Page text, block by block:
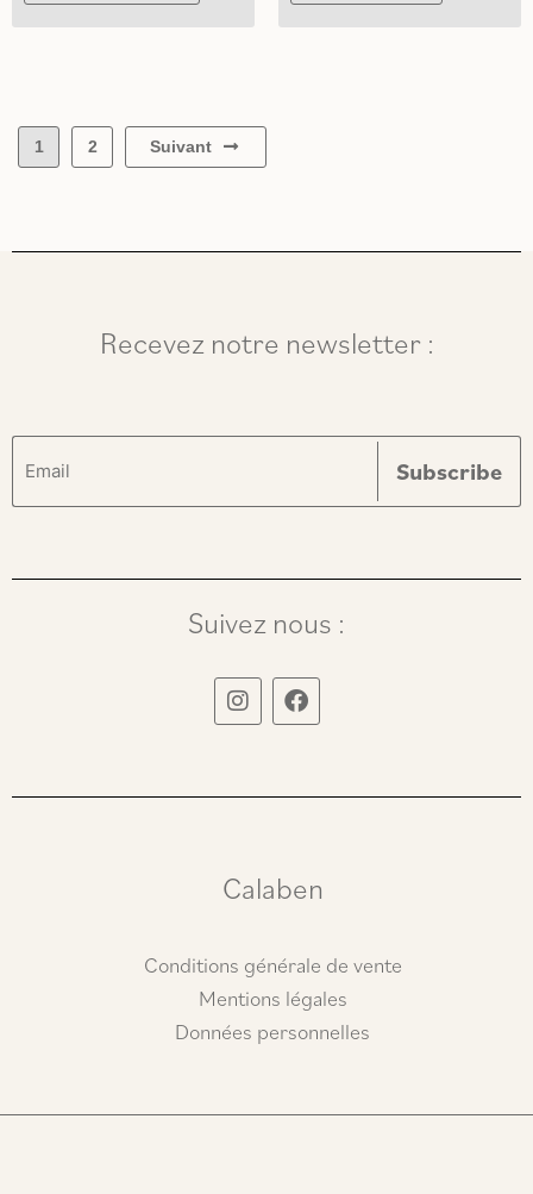
1 2 Suivant
Recevez notre newsletter :
Suivez nous :
I
n
s
g
m
F
a
c
o
Calaben
Conditions générale de vente
Mentions légales
Données personnelles